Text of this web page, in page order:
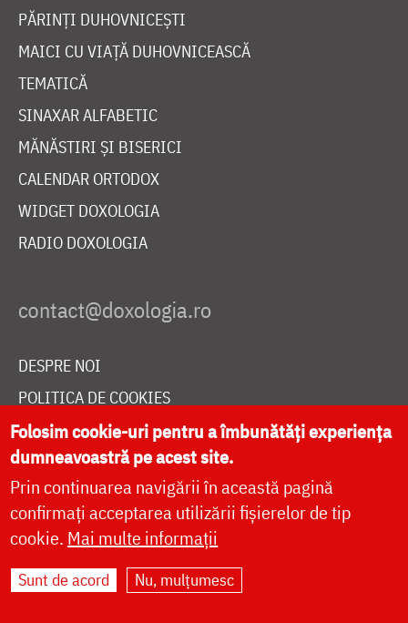
PĂRINȚI DUHOVNICEȘTI
MAICI CU VIAȚĂ DUHOVNICEASCĂ
TEMATICĂ
SINAXAR ALFABETIC
MĂNĂSTIRI ȘI BISERICI
CALENDAR ORTODOX
WIDGET DOXOLOGIA
RADIO DOXOLOGIA
DESPRE NOI
POLITICA DE COOKIES
DONEAZĂ ONLINE PENTRU CATEDRALA NAȚIONALĂ
LIVE
Site dezvoltat deDOXOLOGIA MEDIA
Folosim cookie-uri pentru a îmbunătăți experiența
dumneavoastră pe acest site.
Prin continuarea navigării în această pagină
confirmați acceptarea utilizării fișierelor de tip
cookie. Mai multe informații
Sunt de acord Nu, mulțumesc